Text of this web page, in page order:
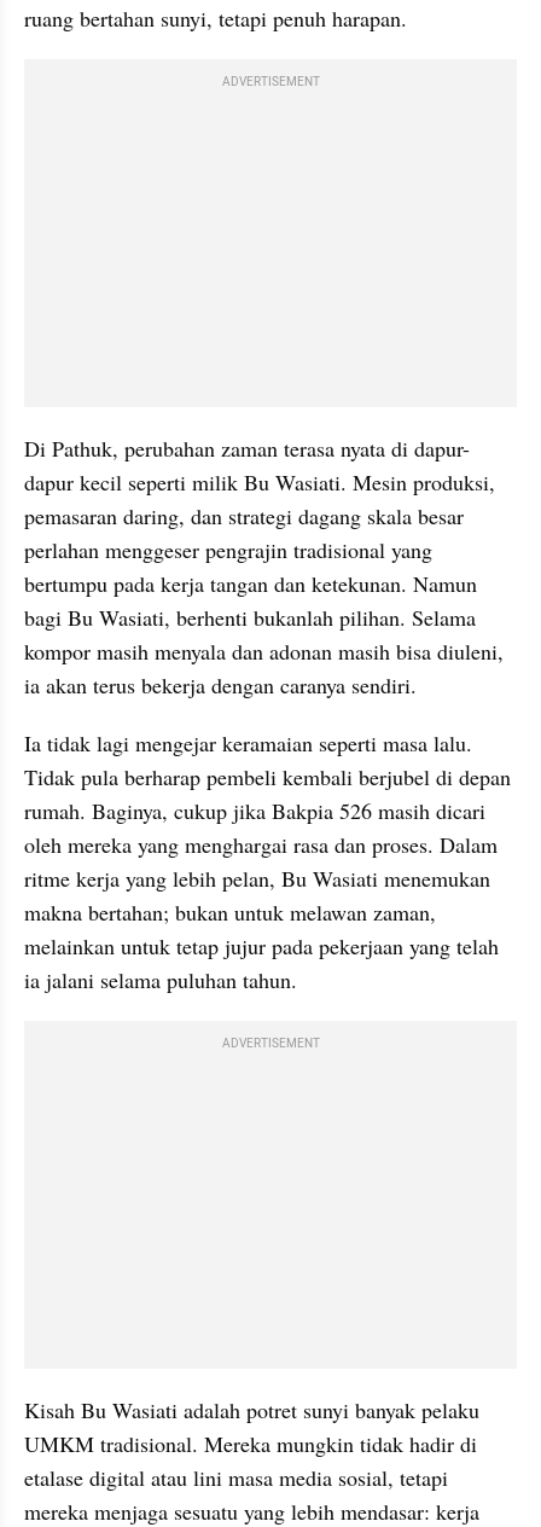
ruang bertahan sunyi, tetapi penuh harapan.
ADVERTISEMENT
Di Pathuk, perubahan zaman terasa nyata di dapur-
dapur kecil seperti milik Bu Wasiati. Mesin produksi,
pemasaran daring, dan strategi dagang skala besar
perlahan menggeser pengrajin tradisional yang
bertumpu pada kerja tangan dan ketekunan. Namun
bagi Bu Wasiati, berhenti bukanlah pilihan. Selama
kompor masih menyala dan adonan masih bisa diuleni,
ia akan terus bekerja dengan caranya sendiri.
Ia tidak lagi mengejar keramaian seperti masa lalu.
Tidak pula berharap pembeli kembali berjubel di depan
rumah. Baginya, cukup jika Bakpia 526 masih dicari
oleh mereka yang menghargai rasa dan proses. Dalam
ritme kerja yang lebih pelan, Bu Wasiati menemukan
makna bertahan; bukan untuk melawan zaman,
melainkan untuk tetap jujur pada pekerjaan yang telah
ia jalani selama puluhan tahun.
ADVERTISEMENT
Kisah Bu Wasiati adalah potret sunyi banyak pelaku
UMKM tradisional. Mereka mungkin tidak hadir di
etalase digital atau lini masa media sosial, tetapi
mereka menjaga sesuatu yang lebih mendasar: kerja